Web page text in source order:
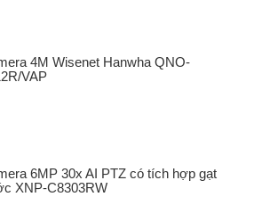
4M Wisenet Hanwha QNO-
VAP
6MP 30x AI PTZ có tích hợp gạt
XNP-C8303RW